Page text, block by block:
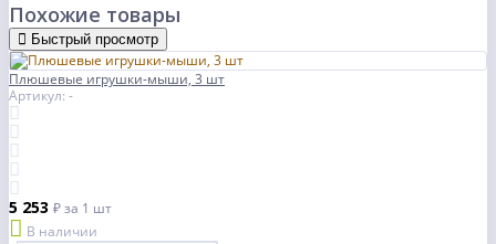
Похожие товары
Быстрый просмотр
Плюшевые игрушки-мыши, 3 шт
Артикул: -
5 253 ₽за 1 шт
В наличии